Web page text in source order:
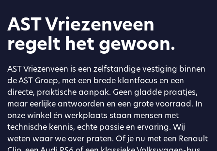
AST Vriezenveen
regelt het gewoon.
AST Vriezenveen is een zelfstandige vestiging binnen
de AST Groep, met een brede klantfocus en een
directe, praktische aanpak. Geen gladde praatjes,
maar eerlijke antwoorden en een grote voorraad. In
onze winkel én werkplaats staan mensen met
technische kennis, echte passie en ervaring. Wij
weten waar we over praten. Of je nu met een Renault